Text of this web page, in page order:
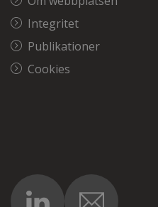
Integritet
Publikationer
Cookies